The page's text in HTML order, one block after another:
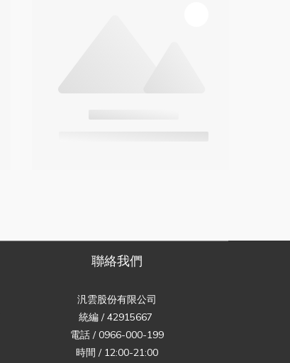
聯絡我們
汎雲股份有限公司
統編 / 42915667
電話 / 0966-000-199
時間 / 12:00-21:00